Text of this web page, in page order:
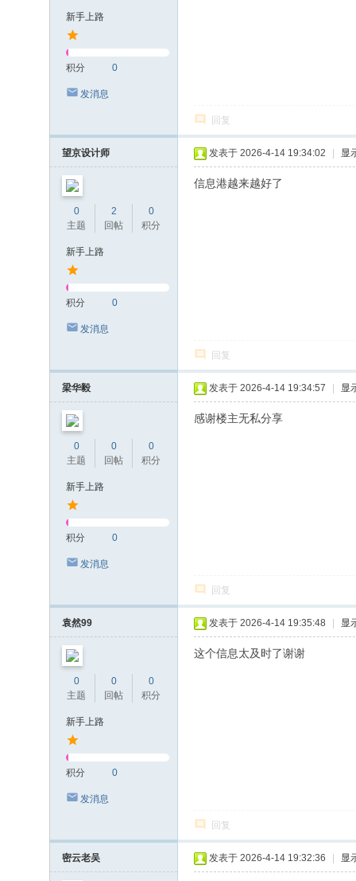
新手上路
积分 0
发消息
回复
望京设计师
0
主题
2
回帖
0
积分
新手上路
积分 0
发消息
发表于 2026-4-14 19:34:02 显
信息港越来越好了
回复
梁华毅
0
主题
0
回帖
0
积分
新手上路
积分 0
发消息
发表于 2026-4-14 19:34:57 显
感谢楼主无私分享
回复
袁然99
0
主题
0
回帖
0
积分
新手上路
积分 0
发消息
发表于 2026-4-14 19:35:48 显
这个信息太及时了谢谢
回复
密云老吴 发表于 2026-4-14 19:32:36 显